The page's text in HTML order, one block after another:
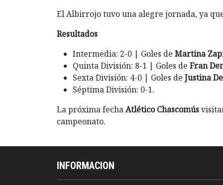
El Albirrojo tuvo una alegre jornada, ya
Resultados
Intermedia: 2-0 | Goles de Martina
Quinta División: 8-1 | Goles de Fran
Sexta División: 4-0 | Goles de Justina
Séptima División: 0-1.
La próxima fechaAtlético Chascomús
campeonato.
INFORMACION